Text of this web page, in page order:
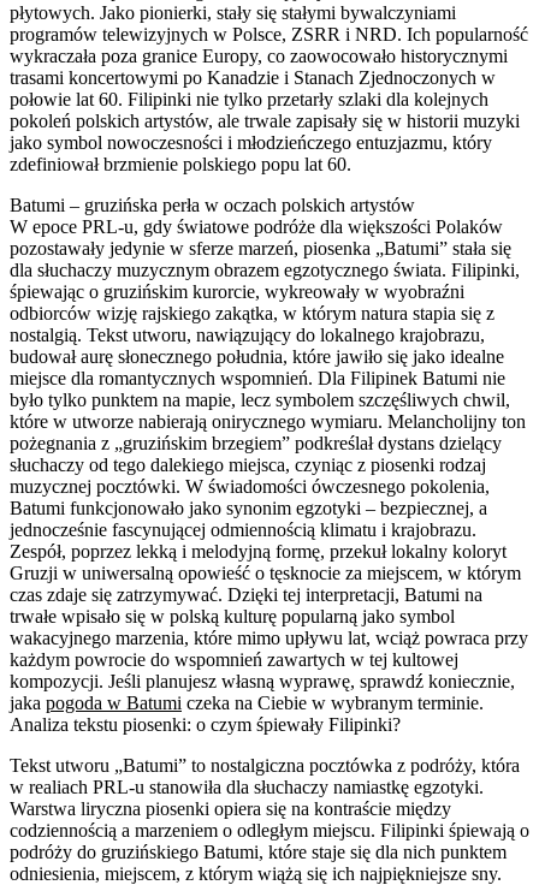
płytowych. Jako pionierki, stały się stałymi bywalczyniami
programów telewizyjnych w Polsce, ZSRR i NRD. Ich popularność
wykraczała poza granice Europy, co zaowocowało historycznymi
trasami koncertowymi po Kanadzie i Stanach Zjednoczonych w
połowie lat 60. Filipinki nie tylko przetarły szlaki dla kolejnych
pokoleń polskich artystów, ale trwale zapisały się w historii muzyki
jako symbol nowoczesności i młodzieńczego entuzjazmu, który
zdefiniował brzmienie polskiego popu lat 60.
Batumi – gruzińska perła w oczach polskich artystów
W epoce PRL-u, gdy światowe podróże dla większości Polaków
pozostawały jedynie w sferze marzeń, piosenka „Batumi” stała się
dla słuchaczy muzycznym obrazem egzotycznego świata. Filipinki,
śpiewając o gruzińskim kurorcie, wykreowały w wyobraźni
odbiorców wizję rajskiego zakątka, w którym natura stapia się z
nostalgią. Tekst utworu, nawiązujący do lokalnego krajobrazu,
budował aurę słonecznego południa, które jawiło się jako idealne
miejsce dla romantycznych wspomnień. Dla Filipinek Batumi nie
było tylko punktem na mapie, lecz symbolem szczęśliwych chwil,
które w utworze nabierają onirycznego wymiaru. Melancholijny ton
pożegnania z „gruzińskim brzegiem” podkreślał dystans dzielący
słuchaczy od tego dalekiego miejsca, czyniąc z piosenki rodzaj
muzycznej pocztówki. W świadomości ówczesnego pokolenia,
Batumi funkcjonowało jako synonim egzotyki – bezpiecznej, a
jednocześnie fascynującej odmiennością klimatu i krajobrazu.
Zespół, poprzez lekką i melodyjną formę, przekuł lokalny koloryt
Gruzji w uniwersalną opowieść o tęsknocie za miejscem, w którym
czas zdaje się zatrzymywać. Dzięki tej interpretacji, Batumi na
trwałe wpisało się w polską kulturę popularną jako symbol
wakacyjnego marzenia, które mimo upływu lat, wciąż powraca przy
każdym powrocie do wspomnień zawartych w tej kultowej
kompozycji. Jeśli planujesz własną wyprawę, sprawdź koniecznie,
jaka pogoda w Batumi czeka na Ciebie w wybranym terminie.
Analiza tekstu piosenki: o czym śpiewały Filipinki?
Tekst utworu „Batumi” to nostalgiczna pocztówka z podróży, która
w realiach PRL-u stanowiła dla słuchaczy namiastkę egzotyki.
Warstwa liryczna piosenki opiera się na kontraście między
codziennością a marzeniem o odległym miejscu. Filipinki śpiewają o
podróży do gruzińskiego Batumi, które staje się dla nich punktem
odniesienia, miejscem, z którym wiążą się ich najpiękniejsze sny.